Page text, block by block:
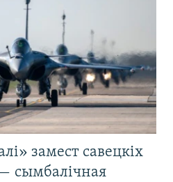
замест савецкіх
сымбалічная